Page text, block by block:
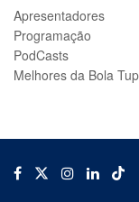
Apresentadores
Programação
PodCasts
Melhores da Bola